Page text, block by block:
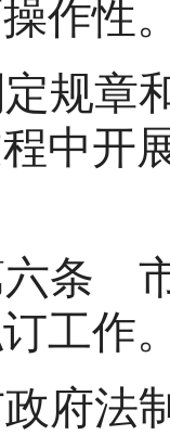
作性
章和
中开
条
工作
法制